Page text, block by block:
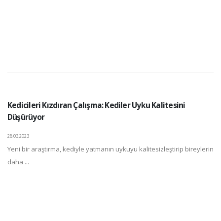
Kedicileri Kızdıran Çalışma: Kediler Uyku Kalitesini
Düşürüyor
28.03.2023
Yeni bir araştırma, kediyle yatmanın uykuyu kalitesizleştirip bireylerin
daha ...